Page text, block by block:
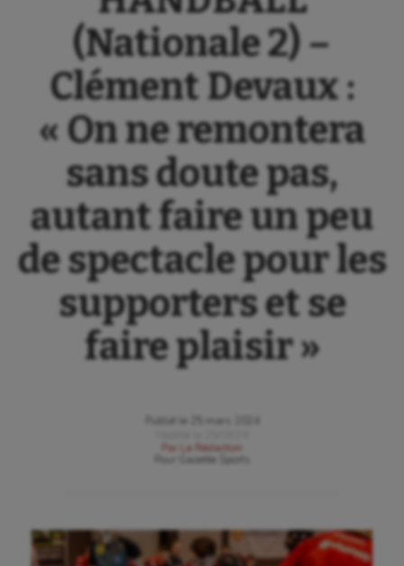
(Nationale 2) –
Clément Devaux :
« On ne remontera
sans doute pas,
autant faire un peu
de spectacle pour les
supporters et se
faire plaisir »
Publié le
25 mars 2024
Par
La Rédaction
Gazette Sports